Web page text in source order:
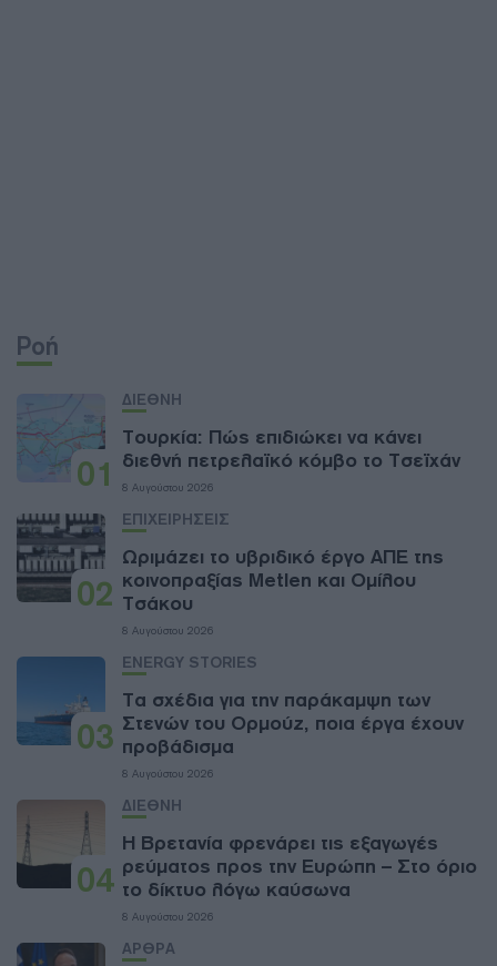
Ροή
01
ΔΙΕΘΝΗ
Τουρκία: Πώς επιδιώκει να κάνει
διεθνή πετρελαϊκό κόμβο το Τσεϊχάν
8 Αυγούστου 2026
02
ΕΠΙΧΕΙΡΗΣΕΙΣ
Ωριμάζει το υβριδικό έργο ΑΠΕ της
κοινοπραξίας Metlen και Ομίλου
Τσάκου
8 Αυγούστου 2026
03
ENERGY STORIES
Τα σχέδια για την παράκαμψη των
Στενών του Ορμούζ, ποια έργα έχουν
προβάδισμα
8 Αυγούστου 2026
04
ΔΙΕΘΝΗ
Η Βρετανία φρενάρει τις εξαγωγές
ρεύματος προς την Ευρώπη – Στο όριο
το δίκτυο λόγω καύσωνα
8 Αυγούστου 2026
ΑΡΘΡΑ